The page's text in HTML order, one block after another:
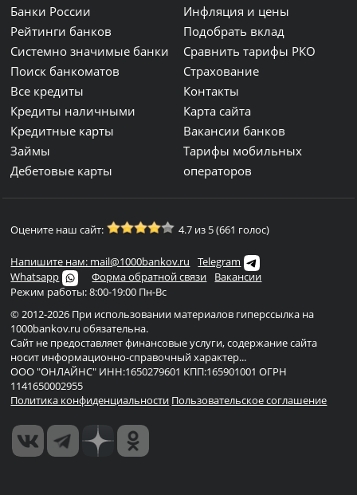
Банки России
Рейтинги банков
Системно значимые банки
Поиск банкоматов
Все кредиты
Кредиты наличными
Кредитные карты
Займы
Дебетовые карты
Инфляция и цены
Подобрать вклад
Сравнить тарифы РКО
Страхование
Контакты
Карта сайта
Вакансии банков
Тарифы мобильных
операторов
Оцените наш сайт: 4.7 из 5 (661 голос)
Напишите нам: mail@1000bankov.ru
Telegram
Whatsapp
Форма обратной связи
Вакансии
Режим работы: 8:00-19:00 Пн-Вс
© 2012-2026 При использовании материалов гиперссылка на
1000bankov.ru обязательна.
Сайт не предоставляет финансовые услуги, содержание сайта
носит информационно-справочный характер...
ООО "ОНЛАЙНС" ИНН:1650279601 КПП:165901001 ОГРН
1141650002955
Политика конфиденциальности Пользовательское соглашение